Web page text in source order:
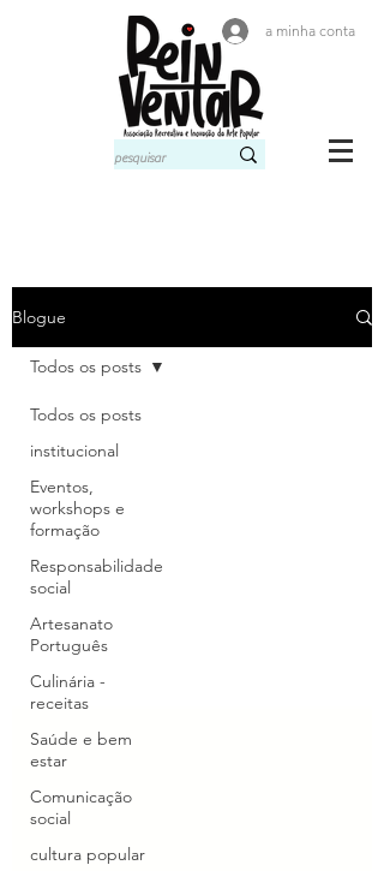
a minha conta
Blogue
Todos os posts
institucional
Eventos,
workshops e
formação
Responsabilidade
social
Artesanato
Português
Culinária -
receitas
Saúde e bem
estar
Comunicação
social
cultura popular
Todos os posts